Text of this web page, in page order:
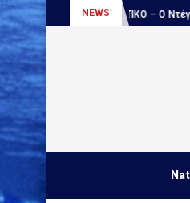
NEWS
ΑΠΟΚΛΕΙΣΤΙΚΟ – Ο Ντέγιαν...